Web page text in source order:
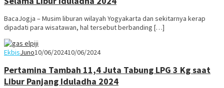
BacaJogja – Musim liburan wilayah Yogyakarta dan sekitarnya kerap
dipadati para wisatawan, hal tersebut berbanding […]
EkbisJuno10/06/202410/06/2024
Pertamina Tambah 11,4 Juta Tabung LPG 3 Kg saat
Libur Panjang Iduladha 2024